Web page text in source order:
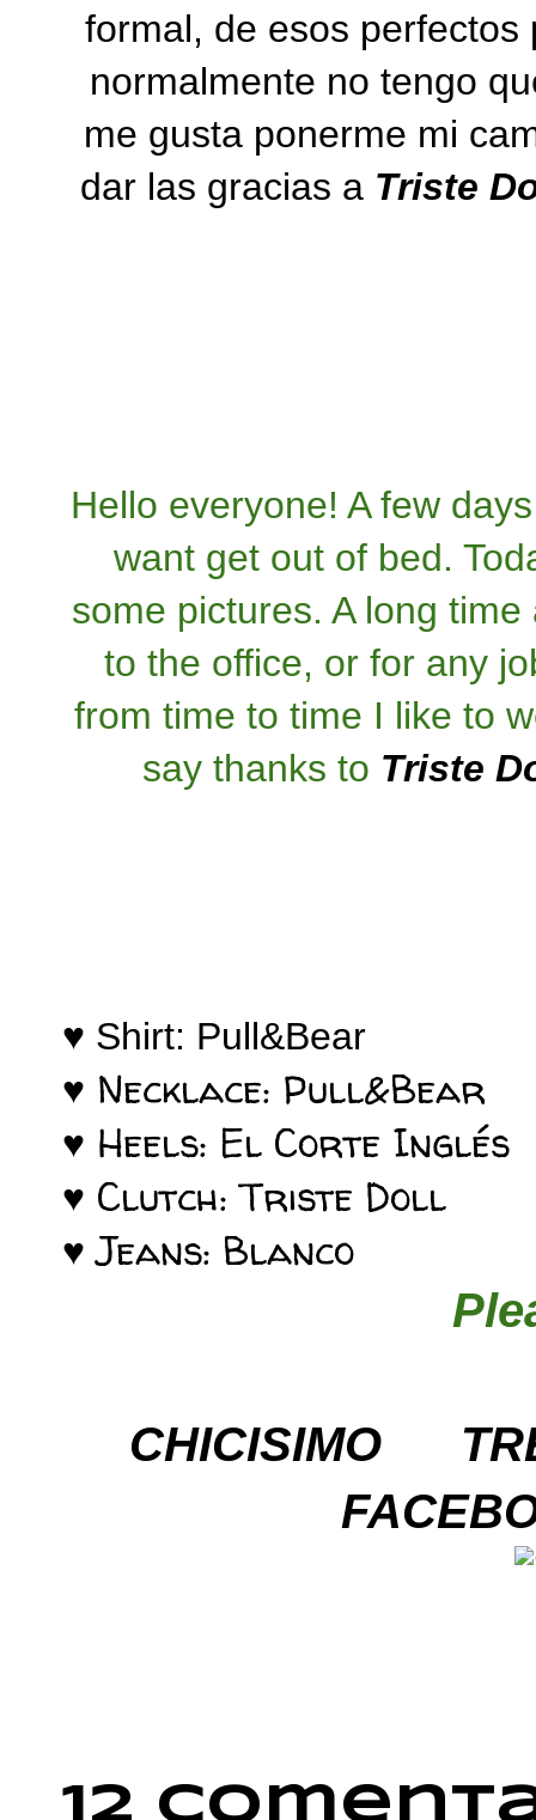
formal, de esos perfectos
normalmente no tengo
me gusta ponerme mi
dar las gracias a Triste
Hello everyone! A few
want get out of bed.
some pictures. A long time
to the office, or for any
from time to time I like to
say thanks to Triste
♥ Shirt: Pull&Bear
♥ Necklace: Pull&Bear
♥ Heels: El Corte Inglés
♥ Clutch: Triste Doll
♥ Jeans: Blanco
CHICISIMO
12